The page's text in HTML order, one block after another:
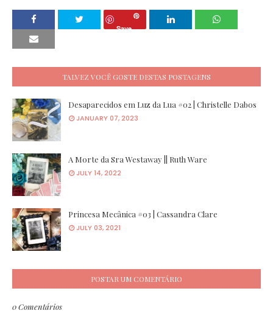
Save
TALVEZ VOCÊ GOSTE DESTAS POSTAGENS
Desaparecidos em Luz da Lua #02 | Christelle Dabos
JANUARY 07, 2023
A Morte da Sra Westaway || Ruth Ware
JULY 14, 2022
Princesa Mecânica #03 | Cassandra Clare
JULY 03, 2021
POSTAR UM COMENTÁRIO
0 Comentários